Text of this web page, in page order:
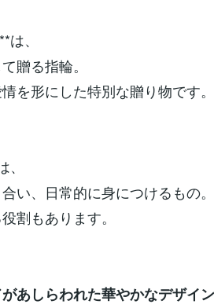
**は、
贈る指輪。
を形にした特別な贈り物です。
、
い、日常的に身につけるもの。
割もあります。
あしらわれた華やかなデザイン